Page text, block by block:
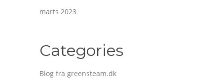
marts 2023
Categories
Blog fra greensteam.dk